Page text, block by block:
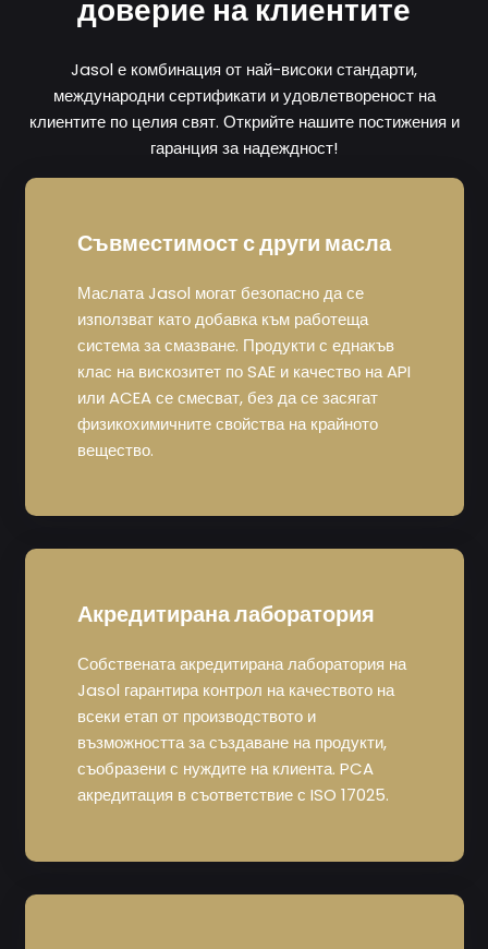
доверие на клиентите
Jasol е комбинация от най-високи стандарти,
международни сертификати и удовлетвореност на
клиентите по целия свят. Открийте нашите постижения и
гаранция за надеждност!
Съвместимост с други масла
Маслата Jasol могат безопасно да се
използват като добавка към работеща
система за смазване. Продукти с еднакъв
клас на вискозитет по SAE и качество на API
или ACEA се смесват, без да се засягат
физикохимичните свойства на крайното
вещество.
Акредитирана лаборатория
Собствената акредитирана лаборатория на
Jasol гарантира контрол на качеството на
всеки етап от производството и
възможността за създаване на продукти,
съобразени с нуждите на клиента. PCA
акредитация в съответствие с ISO 17025.